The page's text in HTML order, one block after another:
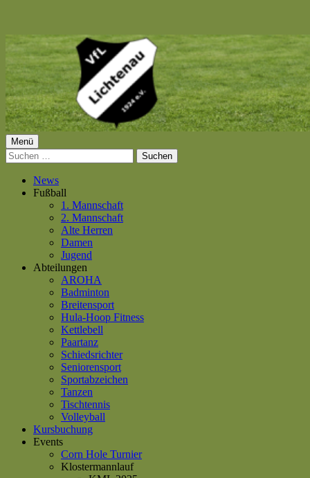
Springe
zum
Inhalt
VfL Lichtenau 1924 e.V.
Primäres
Menü
Menü
Suchen
nach:
News
Fußball
1. Mannschaft
2. Mannschaft
Alte Herren
Damen
Jugend
Abteilungen
AROHA
Badminton
Breitensport
Hula-Hoop Fitness
Kettlebell
Paartanz
Schiedsrichter
Seniorensport
Sportabzeichen
Tanzen
Tischtennis
Volleyball
Kursbuchung
Events
Corn Hole Turnier
Klostermannlauf